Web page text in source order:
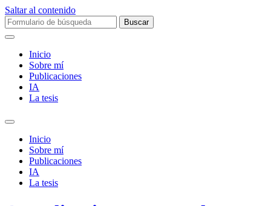
Saltar al contenido
Buscar:
Inicio
Sobre mí­
Publicaciones
IA
La tesis
Alternar
campo
búsqueda
Inicio
Sobre mí­
Publicaciones
IA
La tesis